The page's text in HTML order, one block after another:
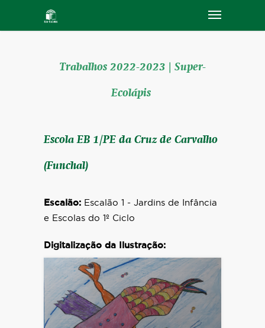
Trabalhos 2022-2023 | Super-
Ecolápis
Escola EB 1/PE da Cruz de Carvalho
(Funchal)
Escalão: Escalão 1 - Jardins de Infância
e Escolas do 1º Ciclo
Digitalização da Ilustração: